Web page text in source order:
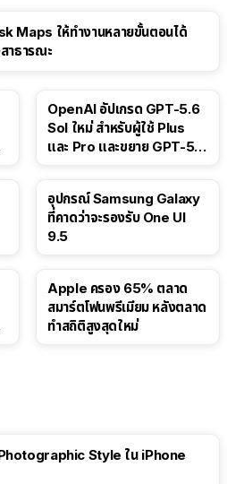
Maps ให้ทำงานหลายขั้นตอนได้
าธารณะ
OpenAI อัปเกรด GPT-5.6
Sol ใหม่ สำหรับผู้ใช้ Plus
และ Pro และขยาย GPT-5.6
อุปกรณ์ Samsung Galaxy
ที่คาดว่าจะรองรับ One UI
9.5
Apple ครอง 65% ตลาด
สมาร์ตโฟนพรีเมียม หลังตลาด
ทำสถิติสูงสุดใหม่
Style ใน iPhone